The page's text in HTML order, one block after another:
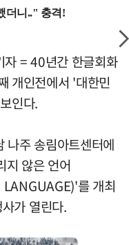
자 = 40년간 한글회화
개인전에서 '대한민
인다.
나주 송림아트센터에
지 않은 언어
를 개최
가 열린다.